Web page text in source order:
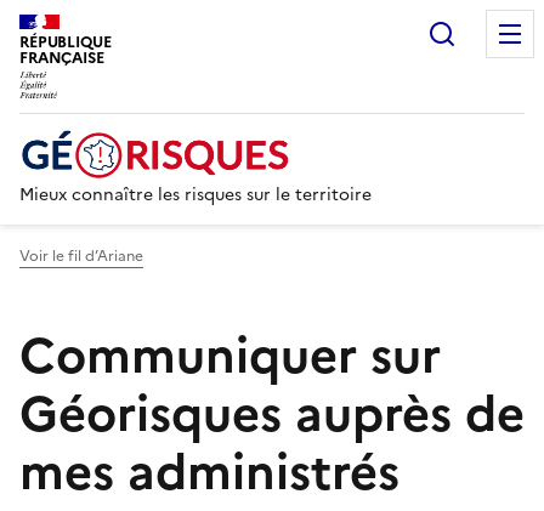
RÉPUBLIQUE
FRANÇAISE
Mieux connaître les risques sur le territoire
Voir le fil d’Ariane
Communiquer sur
Géorisques auprès de
mes administrés